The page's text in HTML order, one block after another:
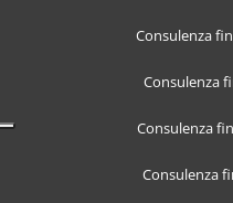
Consulenza
Consulenza
Consulenza
Consulenza